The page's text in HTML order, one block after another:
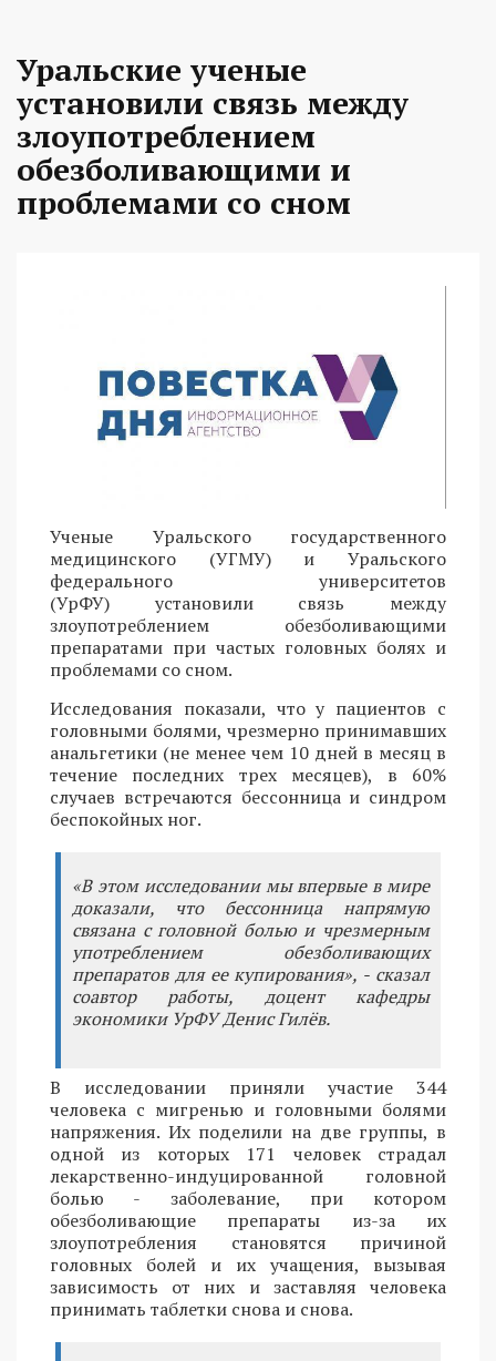
Уральские ученые
установили связь между
злоупотреблением
обезболивающими и
проблемами со сном
Ученые Уральского государственного
медицинского (УГМУ) и Уральского
федерального университетов
(УрФУ) установили связь между
злоупотреблением обезболивающими
препаратами при частых головных болях и
проблемами со сном.
Исследования показали, что у пациентов с
головными болями, чрезмерно принимавших
анальгетики (не менее чем 10 дней в месяц в
течение последних трех месяцев), в 60%
случаев встречаются бессонница и синдром
беспокойных ног.
«В этом исследовании мы впервые в мире
доказали, что бессонница напрямую
связана с головной болью и чрезмерным
употреблением обезболивающих
препаратов для ее купирования», - сказал
соавтор работы, доцент кафедры
экономики УрФУ Денис Гилёв.
В исследовании приняли участие 344
человека с мигренью и головными болями
напряжения. Их поделили на две группы, в
одной из которых 171 человек страдал
лекарственно-индуцированной головной
болью - заболевание, при котором
обезболивающие препараты из-за их
злоупотребления становятся причиной
головных болей и их учащения, вызывая
зависимость от них и заставляя человека
принимать таблетки снова и снова.